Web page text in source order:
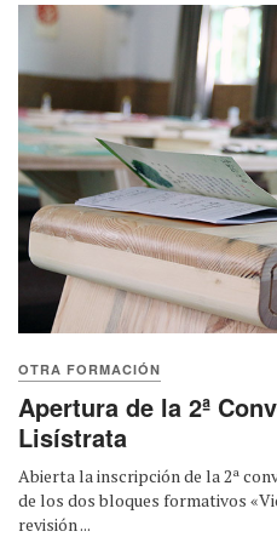
OTRA FORMACIÓN
Apertura de la 2ª
Lisístrata
Abierta la inscripción de la 2ª
de los dos bloques formativos
revisión ...